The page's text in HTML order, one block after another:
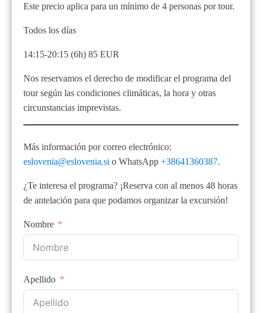
Este precio aplica para un mínimo de 4 personas por tour.
Todos los días
14:15-20:15 (6h) 85 EUR
Nos reservamos el derecho de modificar el programa del
tour según las condiciones climáticas, la hora y otras
circunstancias imprevistas.
Más información por correo electrónico:
eslovenia@eslovenia.si o WhatsApp +38641360387.
¿Te interesa el programa? ¡Reserva con al menos 48 horas
de antelación para que podamos organizar la excursión!
Nombre
Apellido